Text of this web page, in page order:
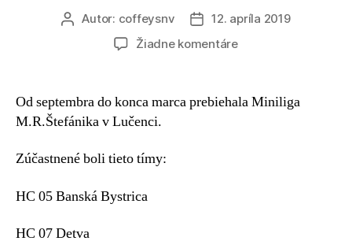
Autor: coffeysnv
12. apríla 2019
Žiadne komentáre
Od septembra do konca marca prebiehala Miniliga
M.R.Štefánika v Lučenci.
Zúčastnené boli tieto tímy:
HC 05 Banská Bystrica
HC 07 Detva